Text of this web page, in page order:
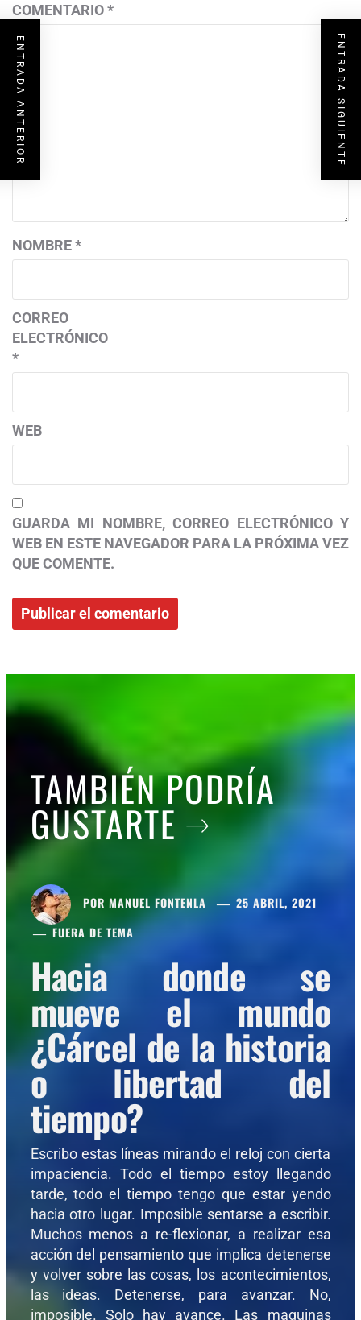
ENTRADA ANTERIOR ENTRADA SIGUIENTE
COMENTARIO*
NOMBRE*
CORREO
ELECTRÓNICO
*
WEB
GUARDA MI NOMBRE, CORREO ELECTRÓNICO Y
WEB EN ESTE NAVEGADOR PARA LA PRÓXIMA VEZ
QUE COMENTE.
TAMBIÉN PODRÍA
GUSTARTE
POR MANUEL FONTENLA
25 ABRIL, 2021
FUERA DE TEMA
Hacia donde se
mueve el mundo
¿Cárcel de la historia
o libertad del
tiempo?
Escribo estas líneas mirando el reloj con cierta
impaciencia. Todo el tiempo estoy llegando
tarde, todo el tiempo tengo que estar yendo
hacia otro lugar. Imposible sentarse a escribir.
Muchos menos a re-flexionar, a realizar esa
acción del pensamiento que implica detenerse
y volver sobre las cosas, los acontecimientos,
las ideas. Detenerse, para avanzar. No,
imposible. Solo hay avance. Las maquinas